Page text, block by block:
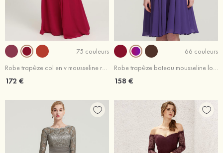
75 couleurs
Robe trapèze col en v mousseline ras du sol robe de bal
172 €
66 couleurs
Robe trapèze bateau mousseline longueur genou robe de mère de la mariée avec dentelle
158 €